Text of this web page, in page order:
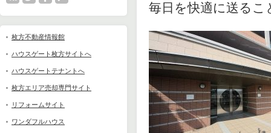
枚方不動産情報館
ハウスゲート枚方サイトへ
ハウスゲートテナントへ
枚方エリア売却専門サイト
リフォームサイト
ワンダフルハウス
毎日を快適に送る